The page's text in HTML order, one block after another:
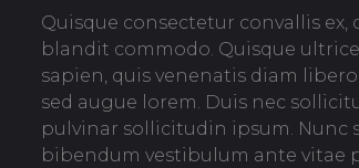
Quisque consectetur convallis
blandit commodo. Quisque
sapien, quis venenatis diam
sed augue lorem. Duis nec
pulvinar sollicitudin ipsum. Nunc
bibendum vestibulum ante vitae